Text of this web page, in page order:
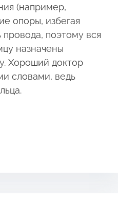
(например,
опоры, избегая
поэтому вся
назначены
Хороший доктор
словами, ведь